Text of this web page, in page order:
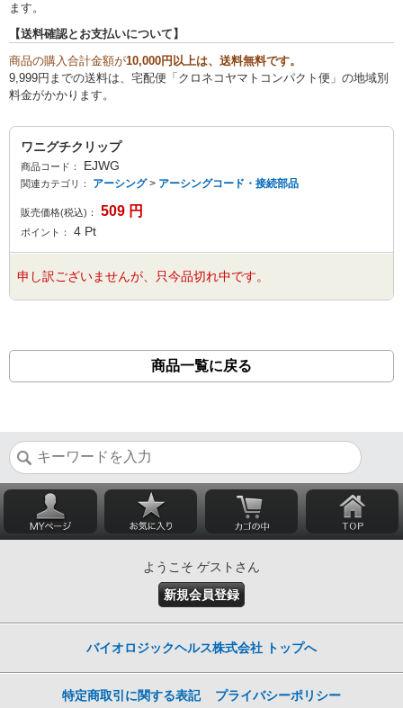
ます。
【送料確認とお支払いについて】
商品の購入合計金額が10,000円以上は、送料無料です。
9,999円までの送料は、宅配便「クロネコヤマトコンパクト便」の地域別
料金がかかります。
ワニグチクリップ
商品コード： EJWG
関連カテゴリ： アーシング> アーシングコード・接続部品
販売価格(税込)： 509 円
ポイント： 4 Pt
申し訳ございませんが、只今品切れ中です。
商品一覧に戻る
ようこそ ゲストさん
新規会員登録
バイオロジックヘルス株式会社 トップへ
特定商取引に関する表記 プライバシーポリシー